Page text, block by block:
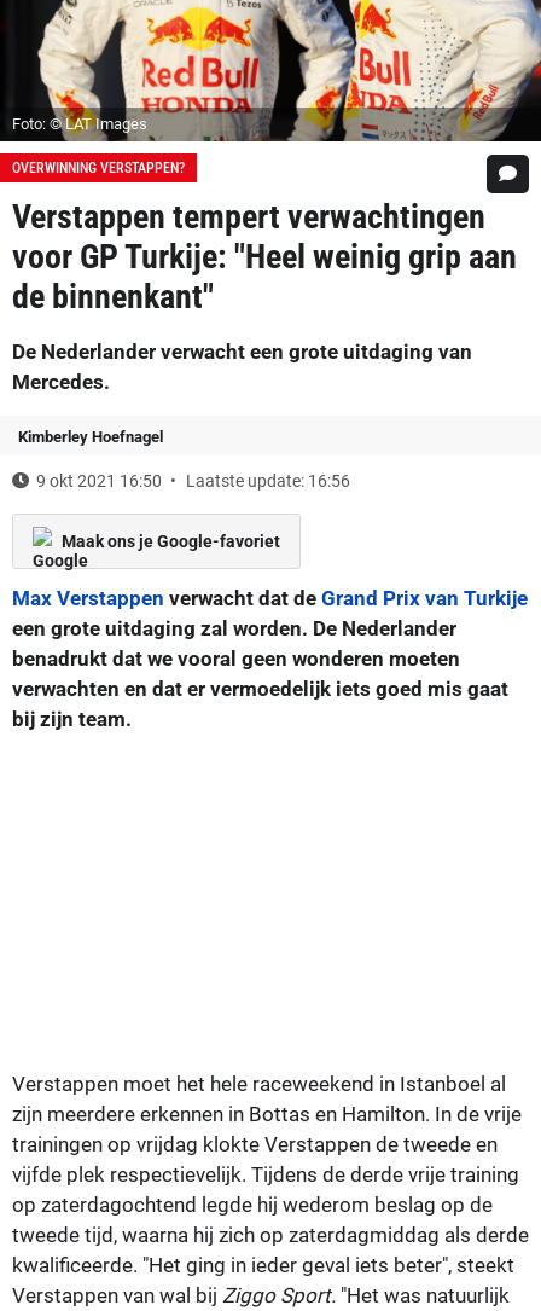
Foto: © LAT Images
OVERWINNING VERSTAPPEN?
Verstappen tempert verwachtingen
voor GP Turkije: "Heel weinig grip aan
de binnenkant"
De Nederlander verwacht een grote uitdaging van
Mercedes.
Kimberley Hoefnagel
9 okt 2021 16:50 Laatste update: 16:56
Maak ons je Google-favoriet
Max Verstappen verwacht dat de Grand Prix van Turkije
een grote uitdaging zal worden. De Nederlander
benadrukt dat we vooral geen wonderen moeten
verwachten en dat er vermoedelijk iets goed mis gaat
bij zijn team.
Verstappen moet het hele raceweekend in Istanboel al
zijn meerdere erkennen in Bottas en Hamilton. In de vrije
trainingen op vrijdag klokte Verstappen de tweede en
vijfde plek respectievelijk. Tijdens de derde vrije training
op zaterdagochtend legde hij wederom beslag op de
tweede tijd, waarna hij zich op zaterdagmiddag als derde
kwalificeerde. "Het ging in ieder geval iets beter", steekt
Verstappen van wal bij Ziggo Sport. "Het was natuurlijk